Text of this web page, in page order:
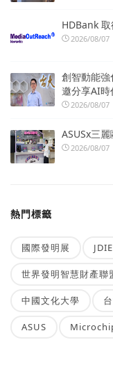
HDBank
2026/08/07
創智動能
邀分享AI時
2026/08/07
ASUSx三
2026/08/07
熱門標籤
國際發明展
世界發明智慧財產聯
中國文化大學
ASUS